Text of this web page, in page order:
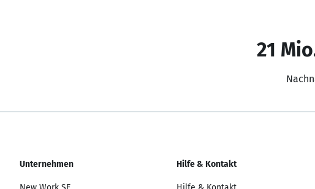
21
Unternehmen Hilfe & Kontakt